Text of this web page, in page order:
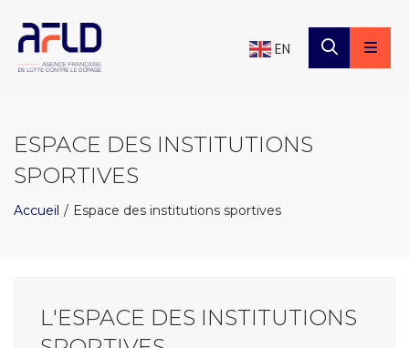
EN
ESPACE DES INSTITUTIONS
SPORTIVES
Accueil Espace des institutions sportives
L'ESPACE DES INSTITUTIONS